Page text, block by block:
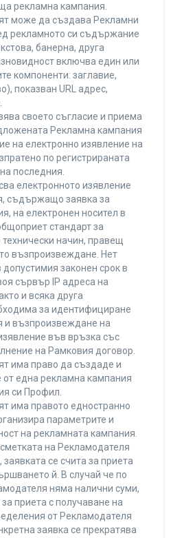
рекламна кампания.
може да създава Рекламни
рекламното си съдържание
банерна, друга
включва един или
компоненти: заглавие,
показван URL адрес,
своето съгласие и приема
Рекламна кампания
на електронно изявление на
по регистрираната
последния.
електронното изявление
съдържащо заявка за
на електронен носител в
стандарт за
начин, правещ
възпроизвеждане. Нет
законен срок в
сървър IP адреса на
и всяка друга
за идентифициране
и възпроизвеждане на
във връзка със
на Рамковия договор.
има право да създаде и
от една рекламна кампания
си Профил.
има правото едностранно
параметрите и
на рекламната кампания.
на Рекламодателя
се счита за приета
й. В случай че по
няма налични суми,
приета с получаване на
от Рекламодателя
заявка се прекратява